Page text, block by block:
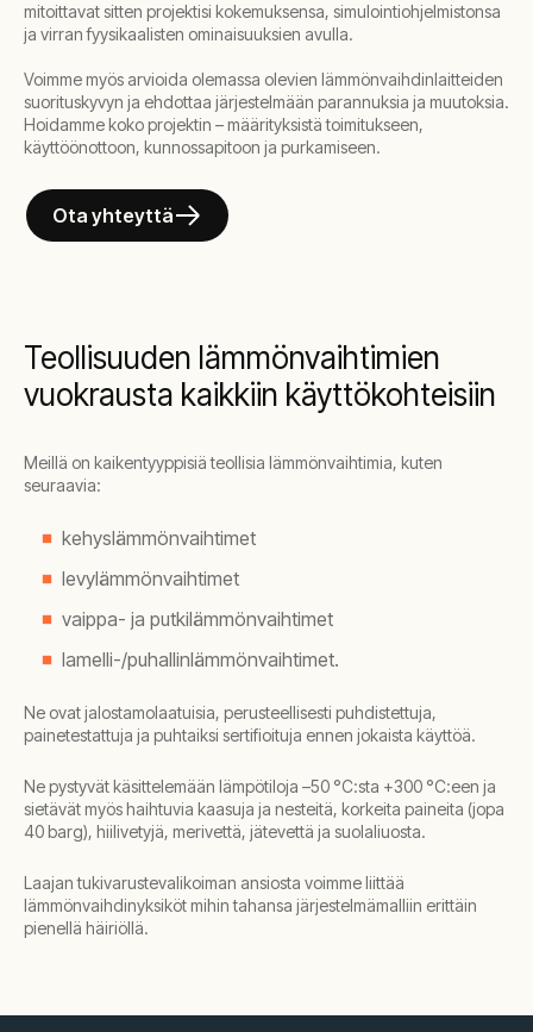
mitoittavat sitten projektisi kokemuksensa, simulointiohjelmistonsa
ja virran fyysikaalisten ominaisuuksien avulla.
Voimme myös arvioida olemassa olevien lämmönvaihdinlaitteiden
suorituskyvyn ja ehdottaa järjestelmään parannuksia ja muutoksia.
Hoidamme koko projektin – määrityksistä toimitukseen,
käyttöönottoon, kunnossapitoon ja purkamiseen.
Ota yhteyttä
Teollisuuden lämmönvaihtimien
vuokrausta kaikkiin käyttökohteisiin
Meillä on kaikentyyppisiä teollisia lämmönvaihtimia, kuten
seuraavia:
kehyslämmönvaihtimet
levylämmönvaihtimet
vaippa- ja putkilämmönvaihtimet
lamelli-/puhallinlämmönvaihtimet.
Ne ovat jalostamolaatuisia, perusteellisesti puhdistettuja,
painetestattuja ja puhtaiksi sertifioituja ennen jokaista käyttöä.
Ne pystyvät käsittelemään lämpötiloja –50 °C:sta +300 °C:een ja
sietävät myös haihtuvia kaasuja ja nesteitä, korkeita paineita (jopa
40 barg), hiilivetyjä, merivettä, jätevettä ja suolaliuosta.
Laajan tukivarustevalikoiman ansiosta voimme liittää
lämmönvaihdinyksiköt mihin tahansa järjestelmämalliin erittäin
pienellä häiriöllä.